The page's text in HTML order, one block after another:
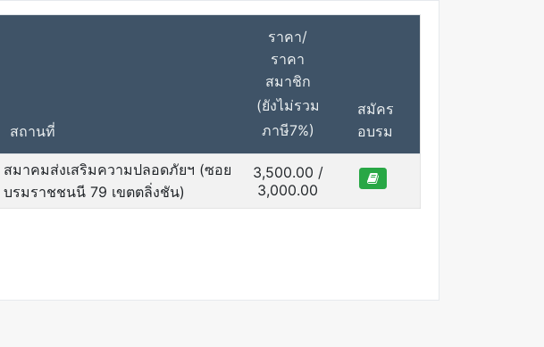
สถานที่
ราคา/
ราคา
สมาชิก
(ยังไม่รวม
ภาษี7%)
สมัคร
อบรม
สมาคมส่งเสริมความปลอดภัยฯ (ซอย
บรมราชชนนี 79 เขตตลิ่งชัน)
3,500.00 /
3,000.00